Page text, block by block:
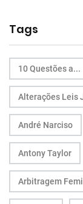
Tags
10 Questões a...
Alterações Leis
André Narciso
Antony Taylor
Arbitragem